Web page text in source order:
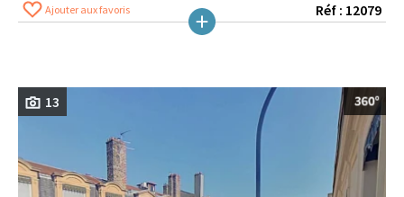
Ajouter aux favoris Réf : 12079
13